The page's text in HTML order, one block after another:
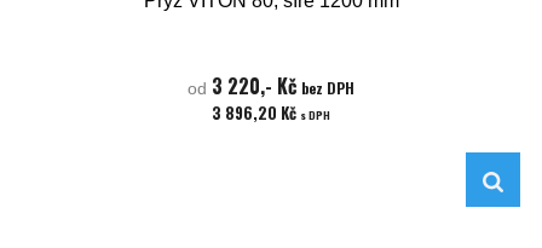
od 3 220,- Kč bez DPH
3 896,20 Kč s DPH